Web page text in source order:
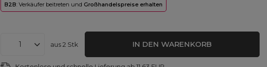
B2B: Verkäufer beitreten und Großhandelspreise erhalten
aus2 Stk IN DEN WARENKORB